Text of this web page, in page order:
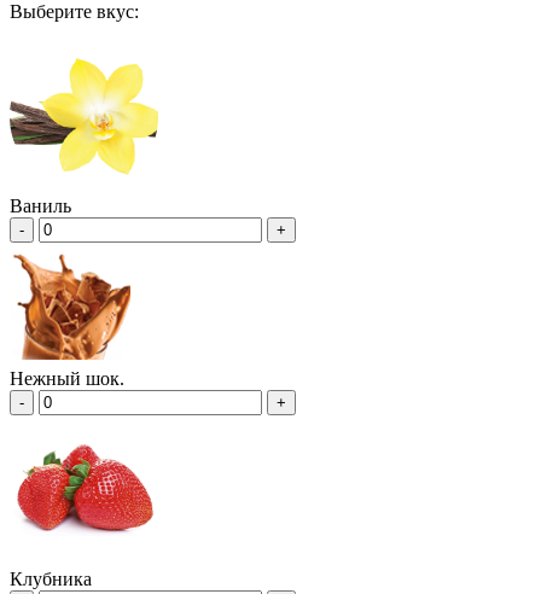
Выберите вкус:
Ваниль
- +
Нежный шок.
- +
Клубника